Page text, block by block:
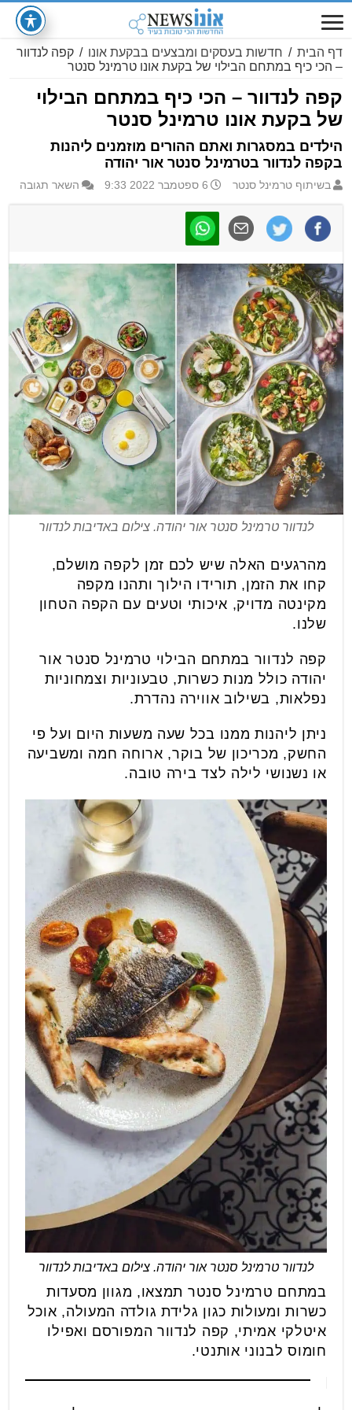
דף הבית / חדשות בעסקים ומבצעים בבקעת אונו / קפה לנדוור
– הכי כיף במתחם הבילוי של בקעת אונו טרמינל סנטר
קפה לנדוור – הכי כיף במתחם הבילוי
של בקעת אונו טרמינל סנטר
הילדים במסגרות ואתם ההורים מוזמנים ליהנות
בקפה לנדוור בטרמינל סנטר אור יהודה
בשיתוף טרמינל סנטר 6 ספטמבר 2022 9:33 השאר תגובה
לנדוור טרמינל סנטר אור יהודה. צילום באדיבות לנדוור
מהרגעים האלה שיש לכם זמן לקפה מושלם,
קחו את הזמן, תורידו הילוך ותהנו מקפה
מקינטה מדויק, איכותי וטעים עם הקפה הטחון
שלנו.
קפה לנדוור במתחם הבילוי טרמינל סנטר אור
יהודה כולל מנות כשרות, טבעוניות וצמחוניות
נפלאות, בשילוב אווירה נהדרת.
ניתן ליהנות ממנו בכל שעה משעות היום ועל פי
החשק, מכריכון של בוקר, ארוחה חמה ומשביעה
או נשנושי לילה לצד בירה טובה.
לנדוור טרמינל סנטר אור יהודה. צילום באדיבות לנדוור
במתחם טרמינל סנטר תמצאו, מגוון מסעדות
כשרות ומעולות כגון גלידת גולדה המעולה, אוכל
איטלקי אמיתי, קפה לנדוור המפורסם ואפילו
חומוס לבנוני אותנטי.